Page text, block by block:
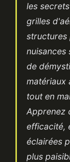
les
grilles
structures
nuisances
de
matériaux
tout en
Apprenez
efficacité,
éclairées
plus